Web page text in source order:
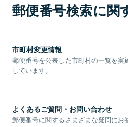
郵便番号検索に関
市町村変更情報
郵便番号を公表した市町村の一覧を実
しています。
よくあるご質問・お問い合わせ
郵便番号に関するさまざまな疑問にお